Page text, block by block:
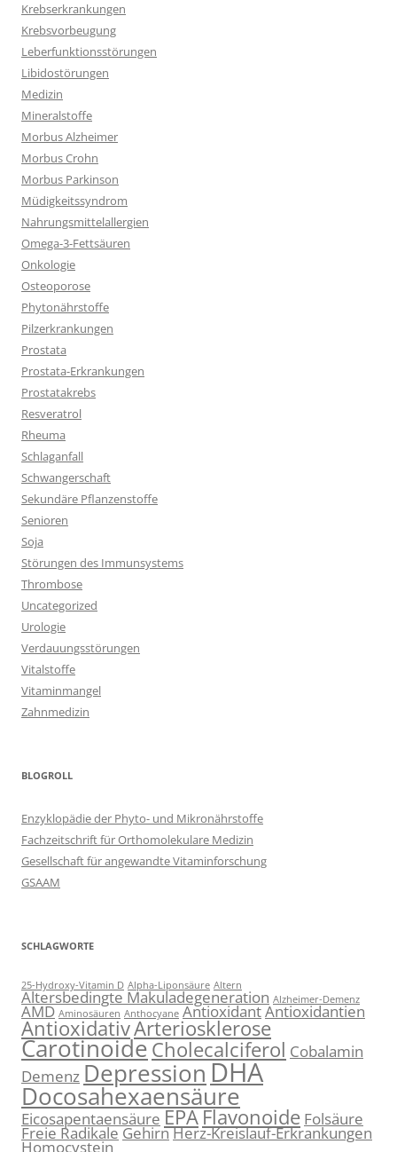
Krebserkrankungen
Krebsvorbeugung
Leberfunktionsstörungen
Libidostörungen
Medizin
Mineralstoffe
Morbus Alzheimer
Morbus Crohn
Morbus Parkinson
Müdigkeitssyndrom
Nahrungsmittelallergien
Omega-3-Fettsäuren
Onkologie
Osteoporose
Phytonährstoffe
Pilzerkrankungen
Prostata
Prostata-Erkrankungen
Prostatakrebs
Resveratrol
Rheuma
Schlaganfall
Schwangerschaft
Sekundäre Pflanzenstoffe
Senioren
Soja
Störungen des Immunsystems
Thrombose
Uncategorized
Urologie
Verdauungsstörungen
Vitalstoffe
Vitaminmangel
Zahnmedizin
BLOGROLL
Enzyklopädie der Phyto- und Mikronährstoffe
Fachzeitschrift für Orthomolekulare Medizin
Gesellschaft für angewandte Vitaminforschung
GSAAM
SCHLAGWORTE
25-Hydroxy-Vitamin D Alpha-Liponsäure Altern
Altersbedingte Makuladegeneration Alzheimer-Demenz
AMD Aminosäuren Anthocyane AntioxidantAntioxidantien
AntioxidativArteriosklerose
CarotinoideCholecalciferol Cobalamin
Demenz DepressionDHA
Docosahexaensäure
Eicosapentaensäure EPAFlavonoide Folsäure
Freie RadikaleGehirnHerz-Kreislauf-Erkrankungen
Homocystein